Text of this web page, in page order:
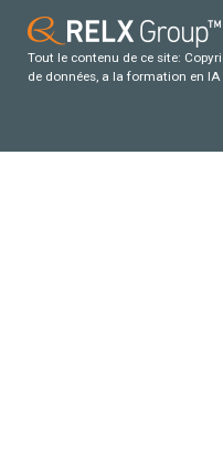
Tout le contenu de ce site:
de données, a la formation en